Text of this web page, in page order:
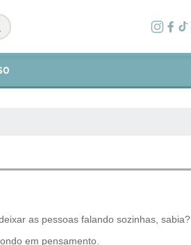
as pessoas falando sozinhas, sabia?
em pensamento.